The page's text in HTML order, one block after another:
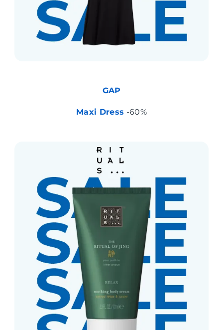
GAP
Maxi Dress -60%